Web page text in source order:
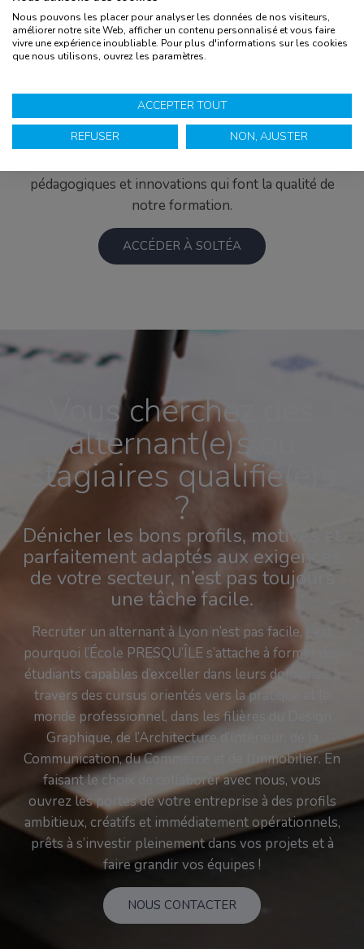
technologiques et professionnelles. 87 % de cette
taxe servent à financer les contrats d’apprentissage,
tandis que les 13 % restants peuvent être
votre choix. Elle est un moyen simple pour les
entreprises de soutenir directement l’École
PRESQU’ÎLE et ses étudiants. En la versant, vous
pédagogiques et innovations qui font la qualité de
notre formation.
ACCÉDER À SOLTÉA
Vous cherchez des
alternant(e)s ou
stagiaires qualifié(e)s
?
Dénicher les bons profils, motivés et
parfaitement adaptés aux exigences
de votre secteur, n’est pas toujours
une tâche facile.
Recruter un alternant à Lyon n’est pas facile, c’est
pourquoi l’École PRESQU’ÎLE s’attache à former des
étudiants capables d’exceller dans leurs domaines, à
travers des cursus orientés vers la pratique et le
monde professionnel, dans les filières du Design
Graphique, de l’Architecture d’Intérieur, de la
Communication, du Commerce et de l’Immobilier. En
faisant le choix de collaborer avec nous, vous
ouvrez les portes de votre entreprise à des profils
ambitieux, créatifs et immédiatement opérationnels,
prêts à s’investir pleinement dans vos projets et à
faire grandir vos équipes !
NOUS CONTACTER
Nous pouvons les placer pour analyser les données de nos visiteurs,
améliorer notre site Web, afficher un contenu personnalisé et vous faire
vivre une expérience inoubliable. Pour plus d'informations sur les cookies
que nous utilisons, ouvrez les paramètres.
ACCEPTER TOUT
REFUSER
NON, AJUSTER